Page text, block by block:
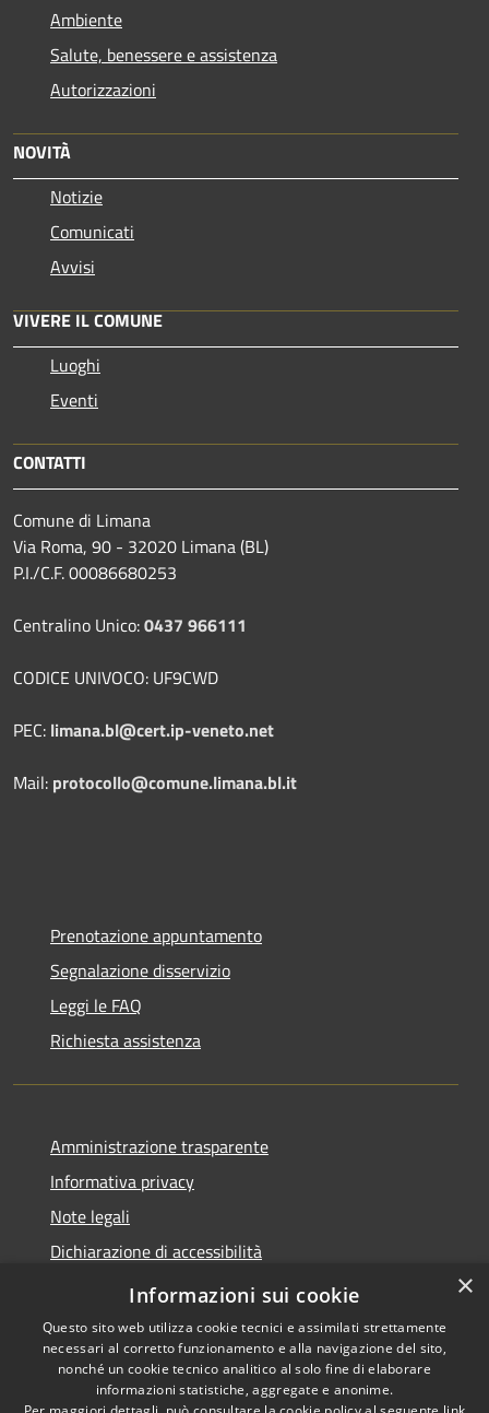
Ambiente
Salute, benessere e assistenza
Autorizzazioni
NOVITÀ
Notizie
Comunicati
Avvisi
VIVERE IL COMUNE
Luoghi
Eventi
CONTATTI
Comune di Limana
Via Roma, 90 - 32020 Limana (BL)
P.I./C.F. 00086680253
Centralino Unico:0437 966111
CODICE UNIVOCO: UF9CWD
PEC: limana.bl@cert.ip-veneto.net
Mail: protocollo@comune.limana.bl.it
Prenotazione appuntamento
Segnalazione disservizio
Leggi le FAQ
Richiesta assistenza
Amministrazione trasparente
Informativa privacy
Note legali
Dichiarazione di accessibilità
Moduli Privacy Amministrazione trasparente
Copyright © 2026 • Comune di
×
Informazioni sui cookie
Questo sito web utilizza cookie tecnici e assimilati strettamente
necessari al corretto funzionamento e alla navigazione del sito,
nonché un cookie tecnico analitico al solo fine di elaborare
informazioni statistiche, aggregate e anonime.